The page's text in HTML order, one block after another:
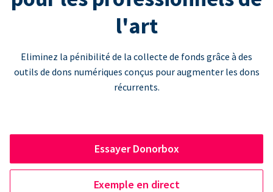
l'art
Eliminez la pénibilité de la collecte de fonds grâce à des
outils de dons numériques conçus pour augmenter les dons
récurrents.
Essayer Donorbox
Exemple en direct